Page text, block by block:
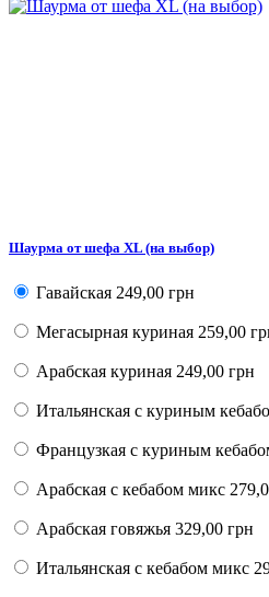
Шаурма от шефа XL (на выбор)
Гавайская 249,00 грн
Мегасырная куриная 259,00
Арабская куриная 249,00 грн
Итальянская с куриным
Французкая с куриным
Арабская с кебабом микс
Арабская говяжья 329,00 грн
Итальянская с кебабом микс